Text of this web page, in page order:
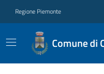
Regione Piemonte
Comune di